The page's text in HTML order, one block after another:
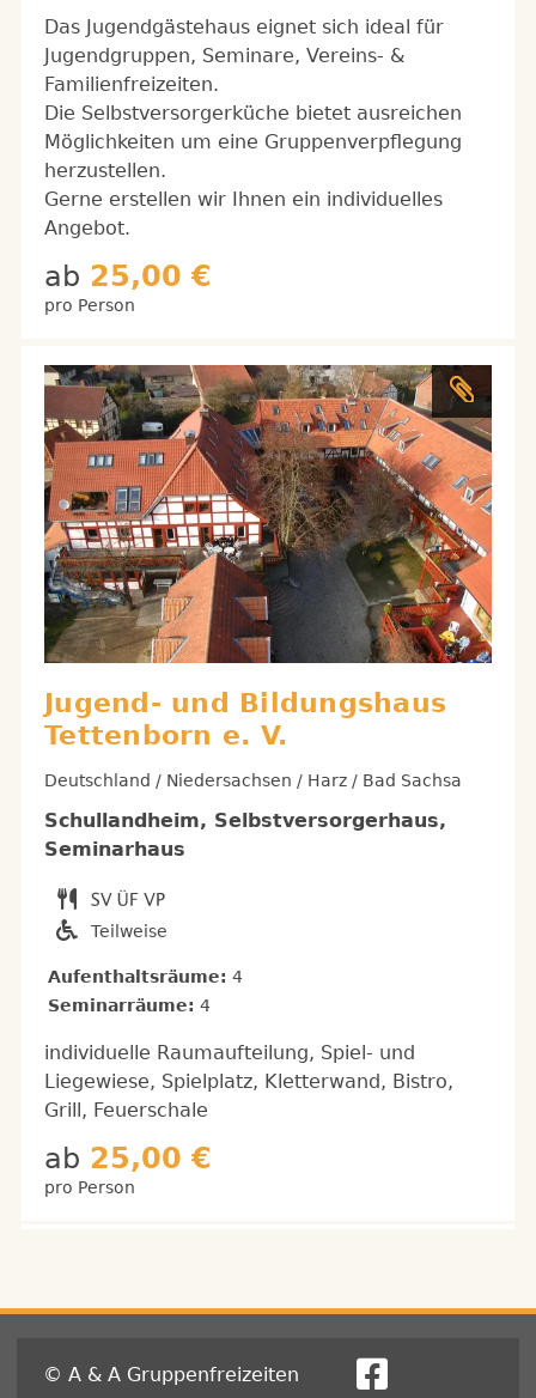
Das Jugendgästehaus eignet sich ideal für
Jugendgruppen, Seminare, Vereins- &
Familienfreizeiten.
Die Selbstversorgerküche bietet ausreichen
Möglichkeiten um eine Gruppenverpflegung
herzustellen.
Gerne erstellen wir Ihnen ein individuelles
Angebot.
ab 25,00 €
pro Person
Jugend- und Bildungshaus
Tettenborn e. V.
Deutschland / Niedersachsen / Harz / Bad Sachsa
Schullandheim, Selbstversorgerhaus,
Seminarhaus
Teilweise
Aufenthaltsräume: 4
Seminarräume: 4
individuelle Raumaufteilung, Spiel- und
Liegewiese, Spielplatz, Kletterwand, Bistro,
Grill, Feuerschale
ab 25,00 €
pro Person
© A & A Gruppenfreizeiten